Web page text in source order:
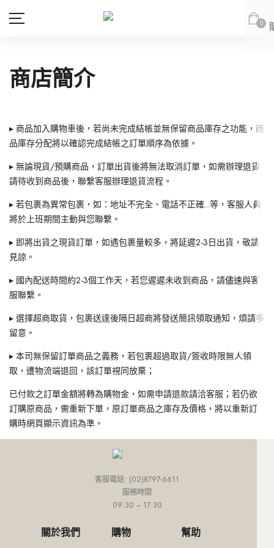
0
新品上市
JOAN
DITA
DE NOVO
JOAN
上身
連身款
外套
DITA
下身
連身款
外套
上身
下身
連身款
外套
DE NOVO
上身
下身
連身款
網紅推薦款
紅豆推薦專區
培培推薦專區
SALE
網路限定價
新品上市
DITA
abito
DE NOVO
所有商品
上身
下身
外套
DITA
所有商品
上身
連身款
外套
abito
所有商品
下身
連身款
外套
DE NOVO
上身
下身
連身款
外套
網紅推薦款
SALE
網路限定價
精選特惠4折
超值入手價
會員登出
商店簡介
▸ 商品加入購物車後，若尚未完成結帳並無保留商品庫存之功能，商
品庫存分配將以確認完成結帳之訂單順序為依據。
▸ 無論現貨/預購商品，訂單出貨後將無法取消訂單，如需辦理退貨
請待收到商品後，聯繫客服辦理退貨流程。
▸ 若包裹為異常包裹，如：地址不完全、電話不正確...等，客服人員
將於上班期間主動與您聯繫。
▸ 即將出貨之現貨訂單，如遇包裹量較多，將延遲2-3日出貨，敬請
見諒。
▸ 國內配送時間約2-3個工作天，若您遲遲未收到商品，請儘速與客
服聯繫。
▸ 選擇超商取貨，包裹送達後隔日超商將發送簡訊領取通知，煩請多
留意。
▸ 本司無保留訂單商品之義務，若包裹超過取貨/簽收時限無人領
取，遭物流端退回，該訂單視同放棄；
已付款之訂單金額將轉為購物金，如需申請退款請洽客服；若仍欲
訂購原商品，需重新下單，原訂單商品之庫存及價格，將以重新訂
購時網頁顯示資訊為準。
客服電話: (02)8797-6611
服務時間
09:30 ~ 17:30
關於我們 購物 幫助